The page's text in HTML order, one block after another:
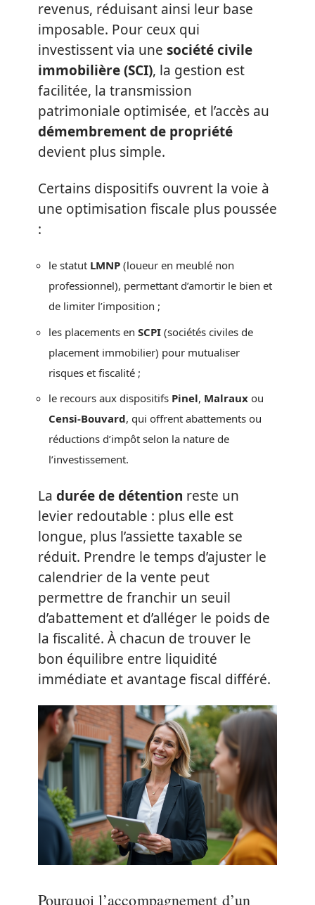
revenus, réduisant ainsi leur base
imposable. Pour ceux qui
investissent via une société civile
immobilière (SCI), la gestion est
facilitée, la transmission
patrimoniale optimisée, et l’accès au
démembrement de propriété
devient plus simple.
Certains dispositifs ouvrent la voie à
une optimisation fiscale plus poussée
:
le statut LMNP (loueur en meublé non
professionnel), permettant d’amortir le bien et
de limiter l’imposition ;
les placements en SCPI (sociétés civiles de
placement immobilier) pour mutualiser
risques et fiscalité ;
le recours aux dispositifs Pinel, Malraux ou
Censi-Bouvard, qui offrent abattements ou
réductions d’impôt selon la nature de
l’investissement.
La durée de détention reste un
levier redoutable : plus elle est
longue, plus l’assiette taxable se
réduit. Prendre le temps d’ajuster le
calendrier de la vente peut
permettre de franchir un seuil
d’abattement et d’alléger le poids de
la fiscalité. À chacun de trouver le
bon équilibre entre liquidité
immédiate et avantage fiscal différé.
Pourquoi l’accompagnement d’un